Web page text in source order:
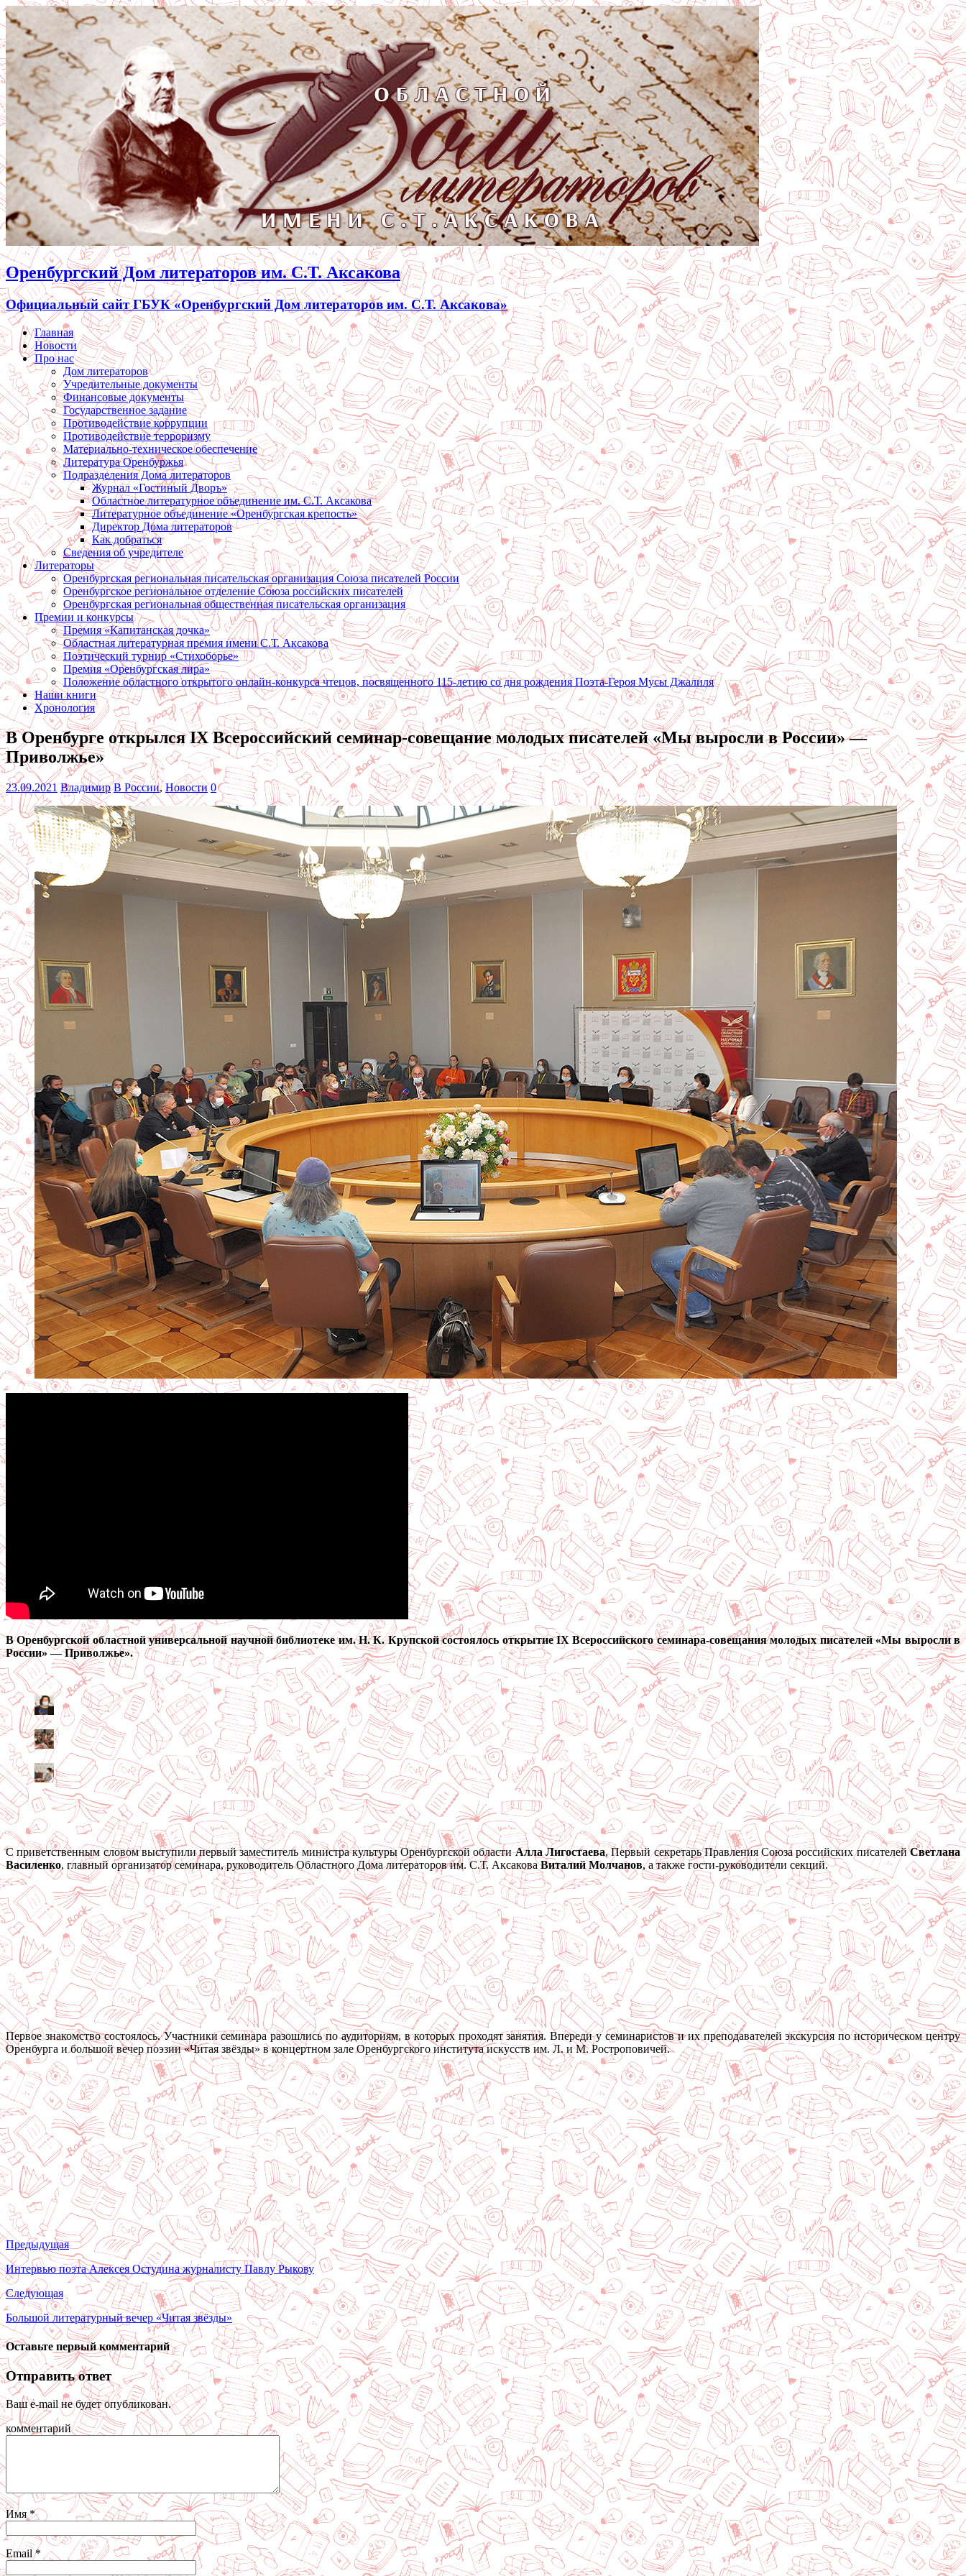
Оренбургский Дом литераторов им. С.Т. Аксакова
Официальный сайт ГБУК «Оренбургский Дом литераторов им. С.Т. Аксакова»
Главная
Новости
Про нас
Дом литераторов
Учредительные документы
Финансовые документы
Государственное задание
Противодействие коррупции
Противодействие терроризму
Материально-техническое обеспечение
Литература Оренбуржья
Подразделения Дома литераторов
Журнал «Гостиный Дворъ»
Областное литературное объединение им. С.Т. Аксакова
Литературное объединение «Оренбургская крепость»
Директор Дома литераторов
Как добраться
Сведения об учредителе
Литераторы
Оренбургская региональная писательская организация Союза писателей России
Оренбургское региональное отделение Союза российских писателей
Оренбургская региональная общественная писательская организация
Премии и конкурсы
Премия «Капитанская дочка»
Областная литературная премия имени С.Т. Аксакова
Поэтический турнир «Стихоборье»
Премия «Оренбургская лира»
Положение областного открытого онлайн-конкурса чтецов, посвященного 115-летию со дня рождения Поэта-Героя Мусы Джалиля
Наши книги
Хронология
В Оренбурге открылся IX Всероссийский семинар-совещание молодых писателей «Мы выросли в России» —
Приволжье»
23.09.2021 Владимир В России, Новости 0
В Оренбургской областной универсальной научной библиотеке им. Н. К. Крупской состоялось открытие IX Всероссийского семинара-совещания молодых писателей «Мы выросли в
России» — Приволжье».
С приветственным словом выступили первый заместитель министра культуры Оренбургской областиАлла Лигостаева, Первый секретарь Правления Союза российских писателейСветлана
Василенко, главный организатор семинара, руководитель Областного Дома литераторов им. С.Т. АксаковаВиталий Молчанов, а также гости-руководители секций.
Первое знакомство состоялось. Участники семинара разошлись по аудиториям, в которых проходят занятия. Впереди у семинаристов и их преподавателей экскурсия по историческом центру
Оренбурга и большой вечер поэзии «Читая звёзды» в концертном зале Оренбургского института искусств им. Л. и М. Ростроповичей.
Предыдущая
Интервью поэта Алексея Остудина журналисту Павлу Рыкову
Следующая
Большой литературный вечер «Читая звёзды»
Оставьте первый комментарий
Отправить ответ
Ваш e-mail не будет опубликован.
комментарий
Имя *
Email*